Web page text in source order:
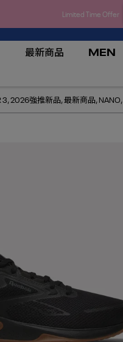
Limited Time Offer
最新商品 MEN
3,2026強推新品,最新商品,NANO,